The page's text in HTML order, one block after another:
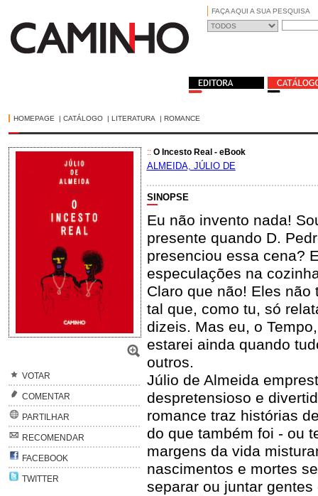
FAÇA AQUI A SUA PESQUISA
HOMEPAGE | CATÁLOGO| LITERATURA | ROMANCE
VOTAR
COMENTAR
PARTILHAR
RECOMENDAR
FACEBOOK
TWITTER
:: O Incesto Real - eBook
ALMEIDA, JÚLIO DE
SINOPSE
Eu não invento nada!
presente quando D.
presenciou essa cena?
especulações na
Claro que não! Eles
tal que, como tu, só
dizeis. Mas eu, o
estarei ainda quando
outros.
Júlio de Almeida
despretensioso e
romance traz histórias
do que também foi - ou
margens da vida
nascimentos e mortes
separar ou juntar